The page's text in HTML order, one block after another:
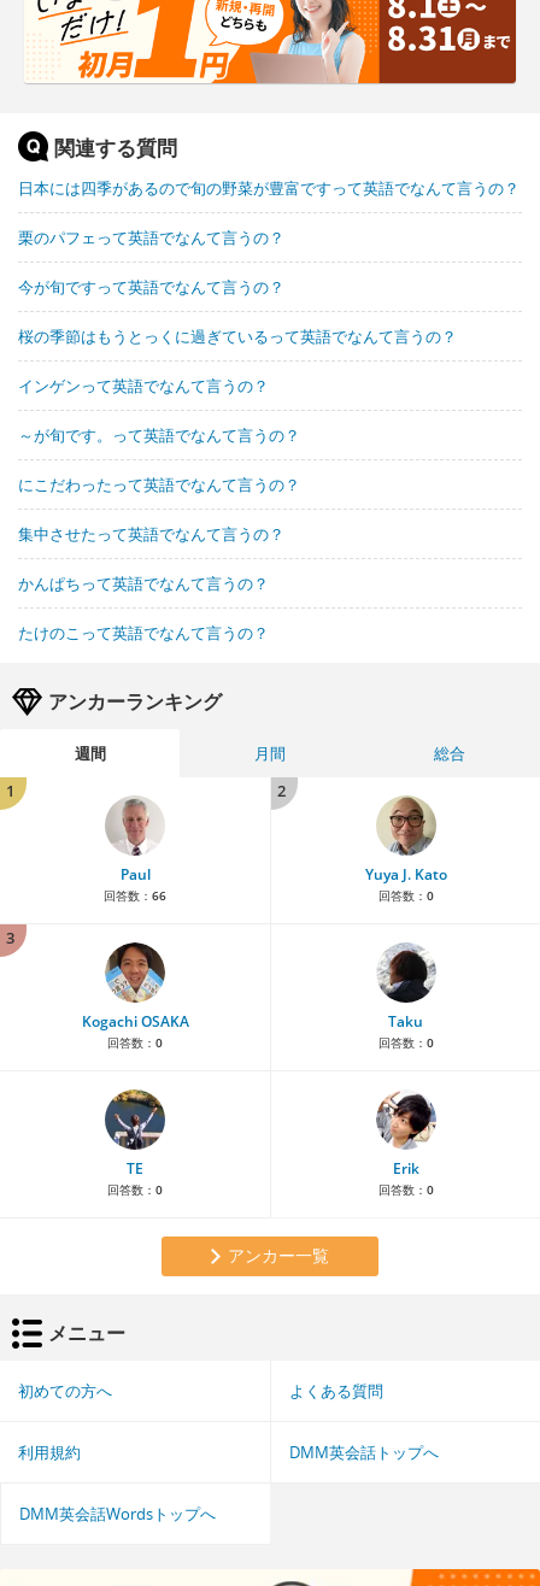
関連する質問
日本には四季があるので旬の野菜が豊富ですって英語でなんて言うの？
栗のパフェって英語でなんて言うの？
今が旬ですって英語でなんて言うの？
桜の季節はもうとっくに過ぎているって英語でなんて言うの？
インゲンって英語でなんて言うの？
～が旬です。って英語でなんて言うの？
にこだわったって英語でなんて言うの？
集中させたって英語でなんて言うの？
かんぱちって英語でなんて言うの？
たけのこって英語でなんて言うの？
アンカーランキング
週間 月間
総合
1
Paul
回答数： 66
2
Yuya J. Kato
回答数： 0
3
Kogachi OSAKA
回答数： 0
Taku
回答数： 0
TE
回答数： 0
Erik
回答数： 0
アンカー一覧
メニュー
初めての方へ よくある質問
利用規約 DMM英会話トップへ
DMM英会話Wordsトップへ